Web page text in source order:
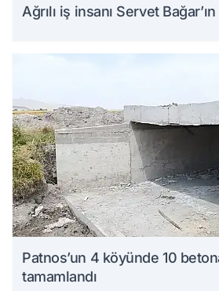
Ağrılı iş insanı Servet
Patnos’un 4 köyünde 10
tamamlandı